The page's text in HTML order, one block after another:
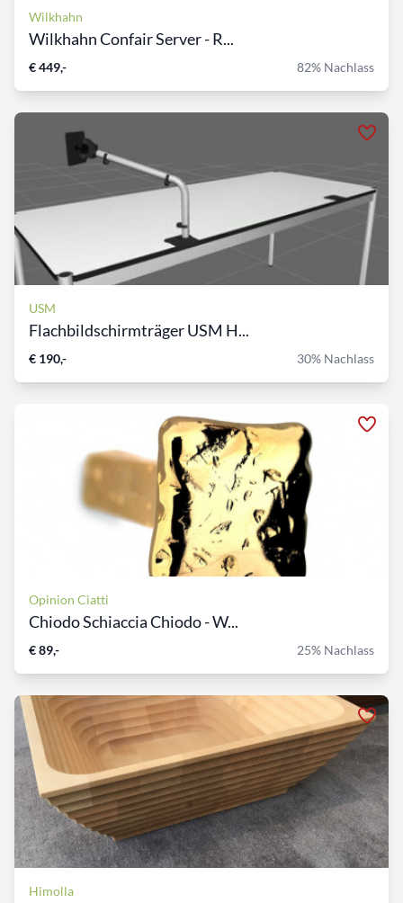
Wilkhahn
Wilkhahn Confair Server - R...
€ 449,- 82% Nachlass
USM
Flachbildschirmträger USM H...
€ 190,- 30% Nachlass
Opinion Ciatti
Chiodo Schiaccia Chiodo - W...
€ 89,- 25% Nachlass
Himolla